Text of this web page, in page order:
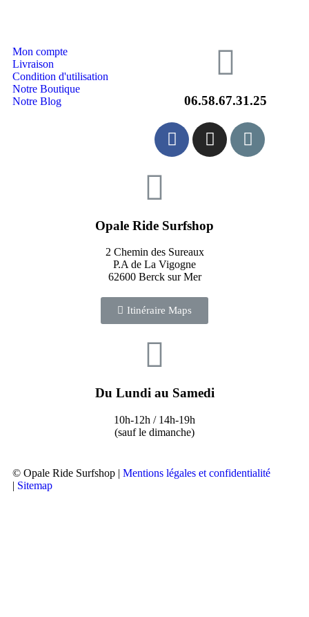
Mon compte
Livraison
Condition d'utilisation
Notre Boutique
Notre Blog
06.58.67.31.25
Opale Ride Surfshop
2 Chemin des Sureaux
P.A de La Vigogne
62600 Berck sur Mer
Itinéraire Maps
Du Lundi au Samedi
10h-12h / 14h-19h
(sauf le dimanche)
© Opale Ride Surfshop | Mentions légales et confidentialité
| Sitemap